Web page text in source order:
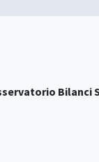
Bilanci